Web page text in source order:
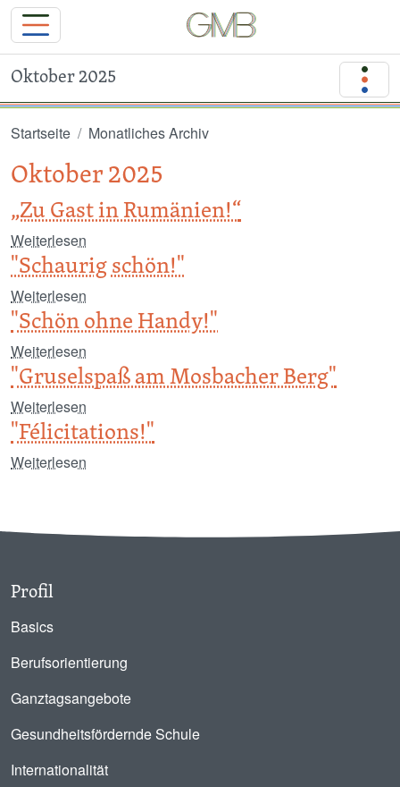
Oktober 2025
Startseite Monatliches Archiv
Oktober 2025
„Zu Gast in Rumänien!“
Weiterlesen
"Schaurig schön!"
Weiterlesen
"Schön ohne Handy!"
Weiterlesen
"Gruselspaß am Mosbacher Berg"
Weiterlesen
"Félicitations!"
Weiterlesen
Profil
Basics
Berufsorientierung
Ganztagsangebote
Gesundheitsfördernde Schule
Internationalität